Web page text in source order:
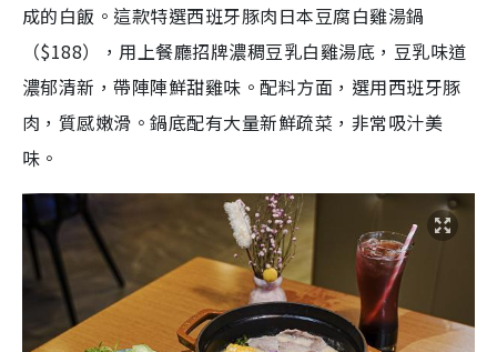
成的白飯。這款特選西班牙豚肉日本豆腐白雞湯鍋
（$188），用上餐廳招牌濃稠豆乳白雞湯底，豆乳味道
濃郁清新，帶陣陣鮮甜雞味。配料方面，選用西班牙豚
肉，質感嫩滑。鍋底配有大量新鮮疏菜，非常吸汁美
味。